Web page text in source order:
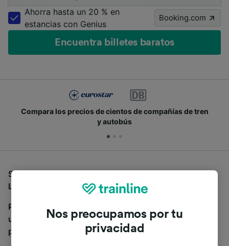
Ahorra hasta un 20 % en
estancias con Genius
Booking.com
Encuentra billetes baratos
Compara los precios de cientos de compañías de tren
y autobús
Si estás buscando autobuses de Zúrich Central a
Lyon Perrache, estás en el sitio adecuado.
Para encontrar billetes de autobús, simplemente haz
una búsqueda y nosotros compararemos horarios y
precios tanto de tren como de autobús.
Nos preocupamos por tu
privacidad